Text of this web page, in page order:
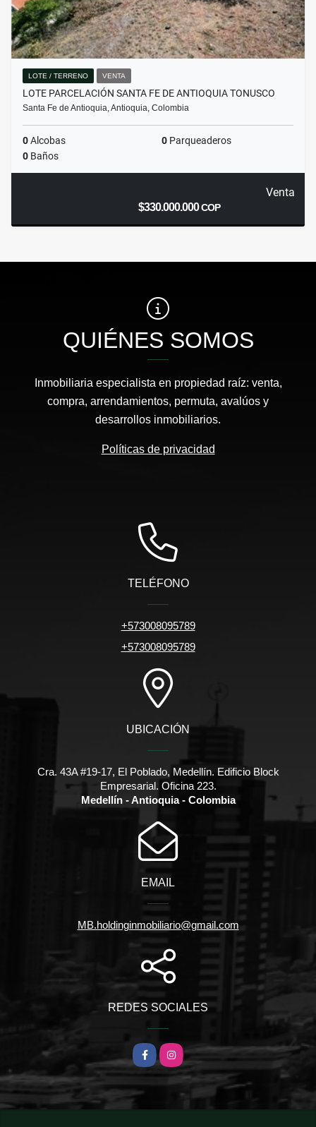
LOTE / TERRENO VENTA
LOTE PARCELACIÓN SANTA FE DE ANTIOQUIA TONUSCO
Santa Fe de Antioquia, Antioquia, Colombia
0Alcobas 0 Parqueaderos
0 Baños
Venta
$330.000.000COP
QUIÉNES SOMOS
Inmobiliaria especialista en propiedad raíz: venta,
compra, arrendamientos, permuta, avalúos y
desarrollos inmobiliarios.
Políticas de privacidad
TELÉFONO
+573008095789
+573008095789
UBICACIÓN
Cra. 43A #19-17, El Poblado, Medellín. Edificio Block
Empresarial. Oficina 223.
Medellín - Antioquia - Colombia
EMAIL
MB.holdinginmobiliario@gmail.com
REDES SOCIALES
FacebookInstagram